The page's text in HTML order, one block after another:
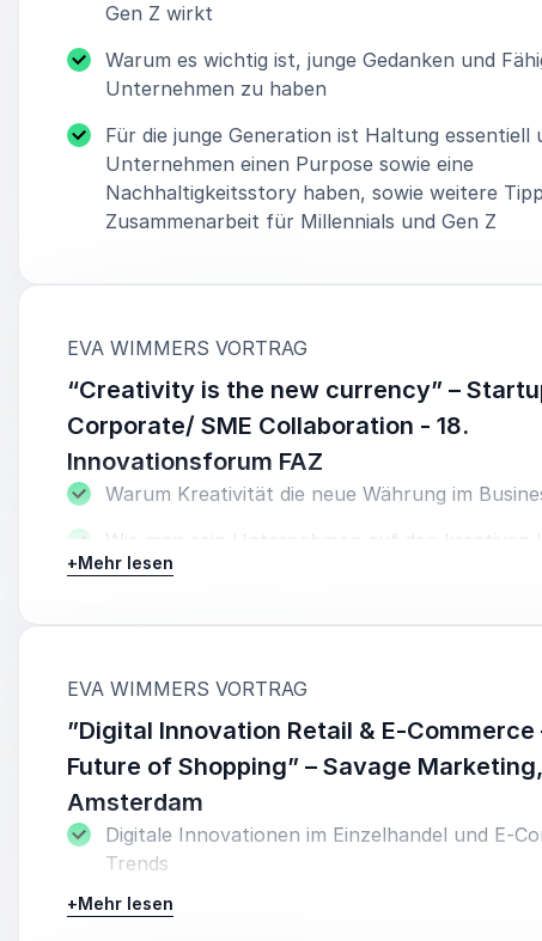
Gen Z wirkt
Warum es wichtig ist, junge Gedanken und
Unternehmen zu haben
Für die junge Generation ist Haltung essentiell
Unternehmen einen Purpose sowie eine
Nachhaltigkeitsstory haben, sowie weitere
Zusammenarbeit für Millennials und Gen Z
EVA WIMMERS VORTRAG
“Creativity is the new currency” –
Corporate/ SME Collaboration - 18.
Innovationsforum FAZ
Warum Kreativität die neue Währung im
Wie man sein Unternehmen auf den kreativen
bringt und diesen auch hält
Wege der besseren Zusammenarbeit zwischen
Großunternehmen, SME und Startups für
Wertsteigerung
+Mehr lesen
EVA WIMMERS VORTRAG
”Digital Innovation Retail & E-Commerce
Future of Shopping” – Savage Marketing,
Amsterdam
Digitale Innovationen im Einzelhandel und E-
Trends
Die neue Kaufkraft: Millennials, wie sie shoppen
+Mehr lesen